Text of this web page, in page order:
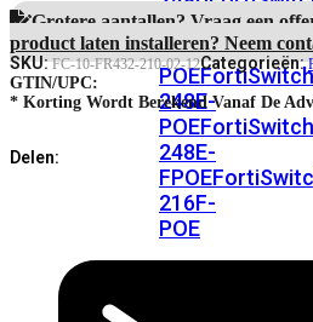
224E
224E-
POEFortiSwitch
248E-
POEFortiSwitch
248E-
FPOE
216F-
POE
Day
Delivery
RMA
Service
aantal
Grotere aantallen? Vraag een
product laten installeren? Neem
SKU:FC-10-FR432-210-02-12Categorieën:
GTIN/UPC:
* Korting Wordt Berekend Vanaf De
Delen: